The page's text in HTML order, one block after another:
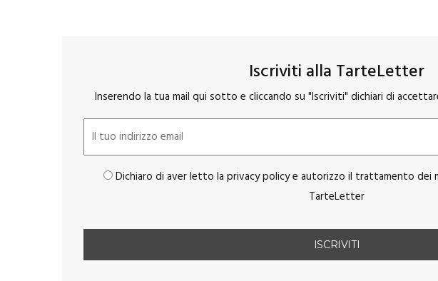
Iscriviti alla TarteLetter
Inserendo la tua mail qui sotto e cliccando su "Iscriviti" dichiari di
Dichiaro di aver letto la privacy policy e autorizzo il trattamento dei
TarteLetter